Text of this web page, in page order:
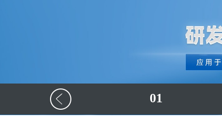
01